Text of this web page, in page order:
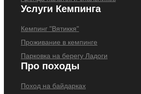
Услуги Кемпинга
Кемпинг "Вятиккя"
Проживание в кемпинге
Парковка на берегу Ладоги
Про походы
Поход на байдарках